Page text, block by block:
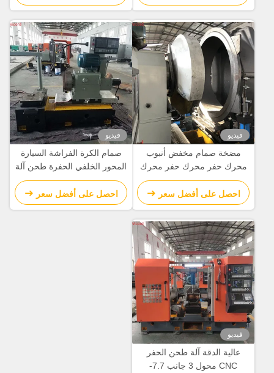
فيديو
مضخة صمام مخفض أنبوب
محرك حفر محرك حفر محرك
تحويل آلة CNC آلة الدوائر
احصل على أفضل سعر
فيديو
صمام الكرة الفراشة السيارة
المحور الخلفي الحفرة طحن آلة
تحويل / طاحونة تحويل Cnc
احصل على أفضل سعر
فيديو
عالية الدقة آلة طحن الحفر
CNC محول 3 جانب 7.7-